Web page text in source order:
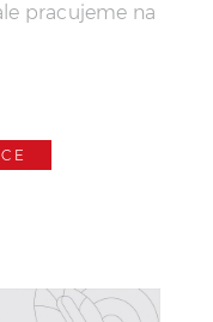
pracujeme na